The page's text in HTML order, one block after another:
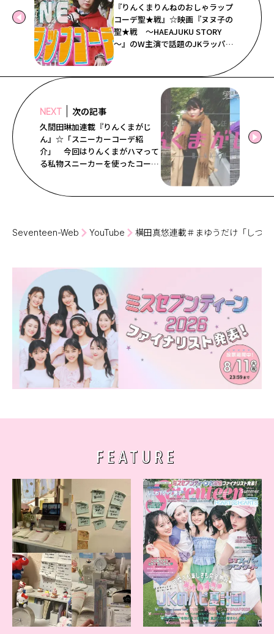
ST member
新規会員登録・ログイン
『りんくまりんねのおしゃラップ
コーデ聖★戦』☆映画『ヌヌ子の
聖★戦 ～HAEAJUKU STORY
～』のW主演で話題のJKラッパー
吉田凛音ちゃんとSTモ久間田琳
加ちゃんのふたりがST1月号で競
演！！ なんとコーデ×ラップと
いう異例の組み合わせでバトっち
ゃってるよ！ その撮影のオフシ
ョットをお届けしまーす♡
NEXT 次の記事
久間田琳加連載『りんくまがじ
ん』☆「スニーカーコーデ紹
介」 今回はりんくまがハマって
る私物スニーカーを使ったコーデ
スニーカーコーデをチェック♡
Seventeen-Web YouTube 横田真悠連載＃まゆうだけ「しつ
FEATURE